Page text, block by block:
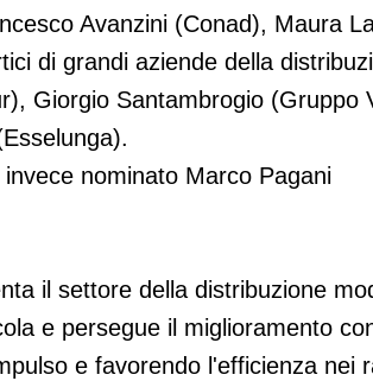
Avanzini (Conad), Maura
di grandi aziende della
Giorgio Santambrogio (Gruppo
nominato Marco Pagani
il settore della distribuzione
e persegue il miglioramento
e favorendo l'efficienza nei